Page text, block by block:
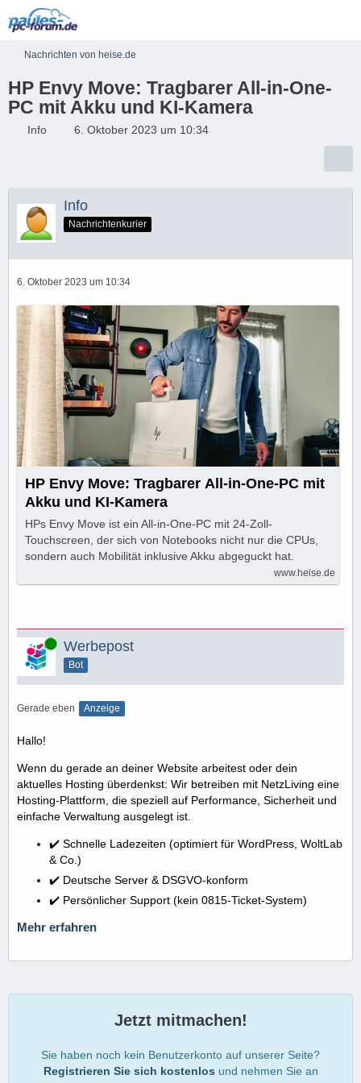
Nachrichten von heise.de
HP Envy Move: Tragbarer All-in-One-
PC mit Akku und KI-Kamera
Info 6. Oktober 2023 um 10:34
Info
Nachrichtenkurier
6. Oktober 2023 um 10:34
HP Envy Move: Tragbarer All-in-One-PC mit
Akku und KI-Kamera
HPs Envy Move ist ein All-in-One-PC mit 24-Zoll-
Touchscreen, der sich von Notebooks nicht nur die CPUs,
sondern auch Mobilität inklusive Akku abgeguckt hat.
www.heise.de
Online Werbepost
Bot
Gerade eben Anzeige
Hallo!
Wenn du gerade an deiner Website arbeitest oder dein
aktuelles Hosting überdenkst: Wir betreiben mit NetzLiving eine
Hosting-Plattform, die speziell auf Performance, Sicherheit und
einfache Verwaltung ausgelegt ist.
✔️ Schnelle Ladezeiten (optimiert für WordPress, WoltLab
& Co.)
✔️ Deutsche Server & DSGVO-konform
✔️ Persönlicher Support (kein 0815-Ticket-System)
Mehr erfahren
Jetzt mitmachen!
Sie haben noch kein Benutzerkonto auf unserer Seite?
Registrieren Sie sich kostenlos und nehmen Sie an